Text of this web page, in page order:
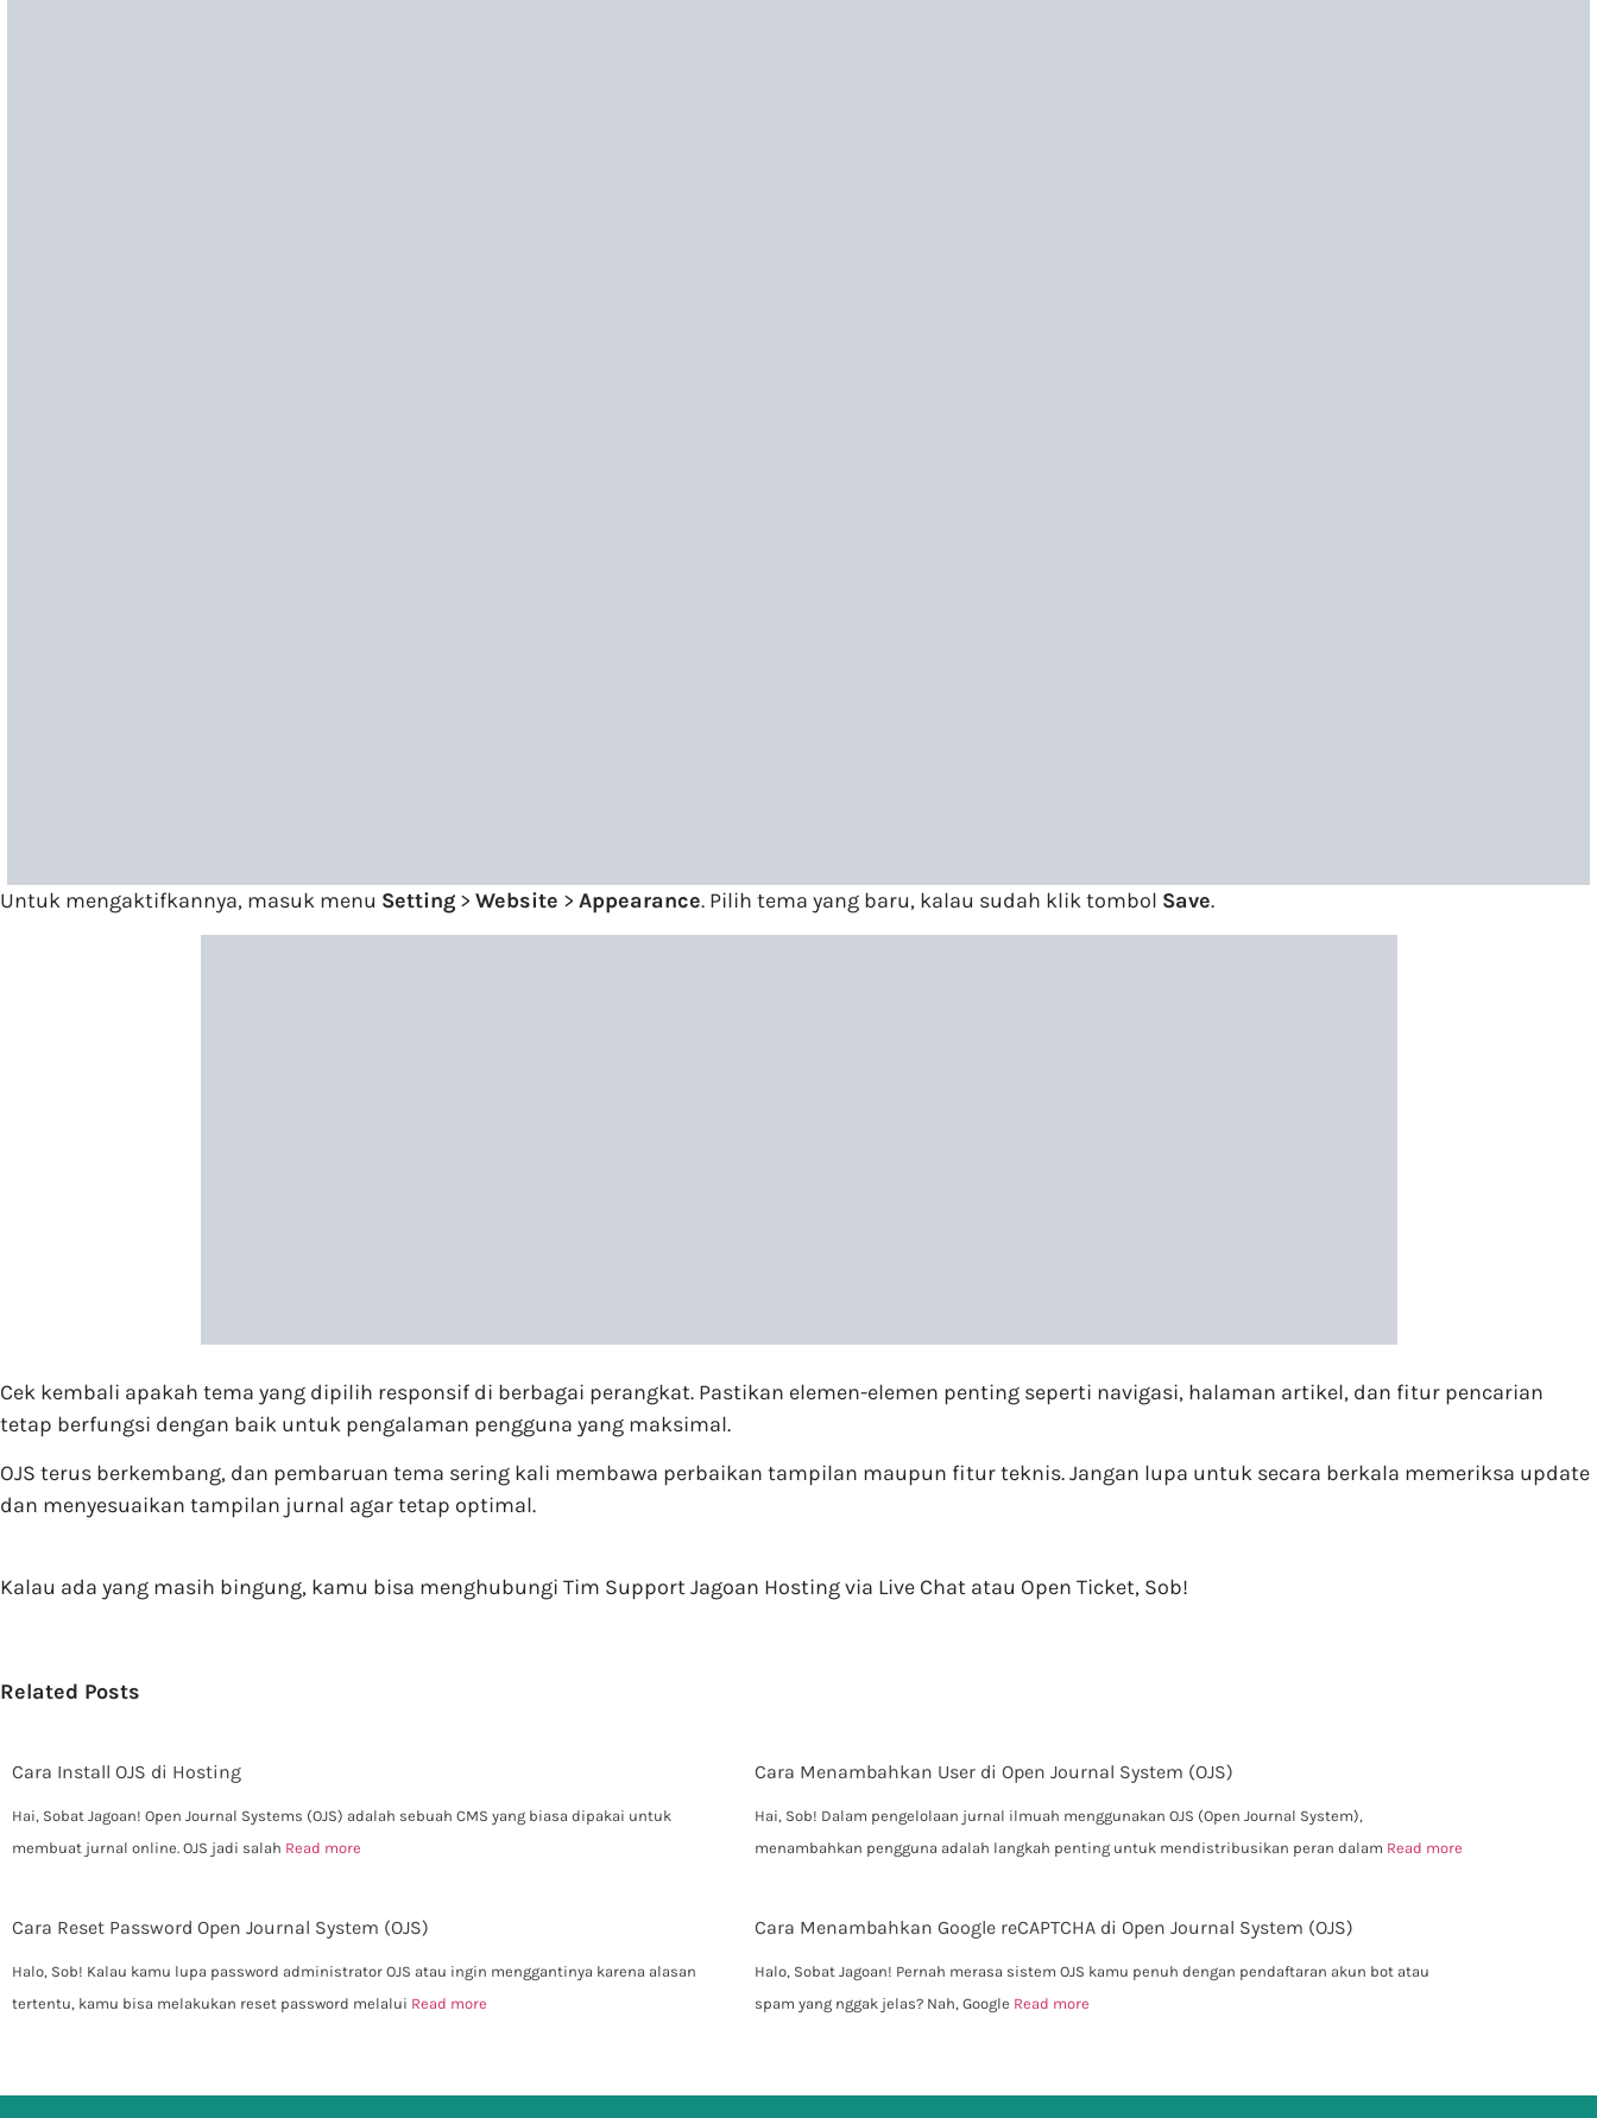
Untuk mengaktifkannya, masuk menu Setting > Website > Appearance. Pilih tema yang baru, kalau sudah klik tombol Save.
Cek kembali apakah tema yang dipilih responsif di berbagai perangkat. Pastikan elemen-elemen penting seperti navigasi, halaman artikel, dan fitur pencarian
tetap berfungsi dengan baik untuk pengalaman pengguna yang maksimal.
OJS terus berkembang, dan pembaruan tema sering kali membawa perbaikan tampilan maupun fitur teknis. Jangan lupa untuk secara berkala memeriksa update
dan menyesuaikan tampilan jurnal agar tetap optimal.
Kalau ada yang masih bingung, kamu bisa menghubungi Tim Support Jagoan Hosting via Live Chat atau Open Ticket, Sob!
Related Posts
Cara Install OJS di Hosting
Hai, Sobat Jagoan! Open Journal Systems (OJS) adalah sebuah CMS yang biasa dipakai untuk
membuat jurnal online. OJS jadi salah Read more
Cara Menambahkan User di Open Journal System (OJS)
Hai, Sob! Dalam pengelolaan jurnal ilmuah menggunakan OJS (Open Journal System),
menambahkan pengguna adalah langkah penting untuk mendistribusikan peran dalam Read more
Cara Reset Password Open Journal System (OJS)
Halo, Sob! Kalau kamu lupa password administrator OJS atau ingin menggantinya karena alasan
tertentu, kamu bisa melakukan reset password melalui Read more
Cara Menambahkan Google reCAPTCHA di Open Journal System (OJS)
Halo, Sobat Jagoan! Pernah merasa sistem OJS kamu penuh dengan pendaftaran akun bot atau
spam yang nggak jelas? Nah, Google Read more